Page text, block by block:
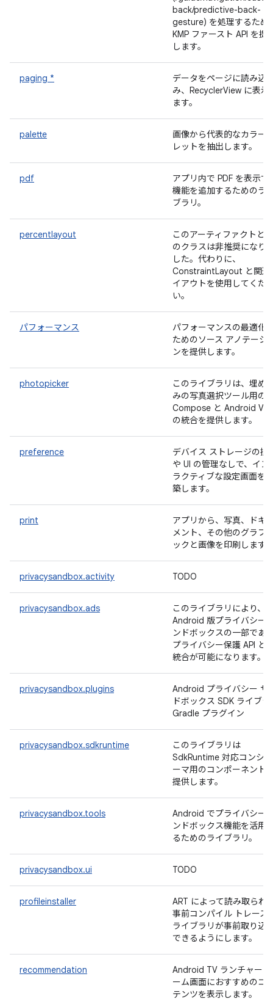
back/predictive-back-
gesture) を処理するため
KMP ファースト API を提
します。
paging *
データをページに読み込
み、RecyclerView に表示
ます。
palette
画像から代表的なカラー
レットを抽出します。
pdf
アプリ内で PDF を表示す
機能を追加するためのラ
ブラリ。
percentlayout
このアーティファクトとそ
のクラスは非推奨になり
した。代わりに、
ConstraintLayout と関連
イアウトを使用してくだ
い。
パフォーマンス
パフォーマンスの最適化
ためのソース アノテーシ
ンを提供します。
photopicker
このライブラリは、埋め
みの写真選択ツール用の
Compose と Android
の統合を提供します。
preference
デバイス ストレージの操
や UI の管理なしで、イン
ラクティブな設定画面を
築します。
print
アプリから、写真、ドキ
メント、その他のグラフ
ックと画像を印刷します
privacysandbox.activity TODO
privacysandbox.ads
このライブラリにより、
Android 版プライバシー
ンドボックスの一部であ
プライバシー保護 API と
統合が可能になります。
privacysandbox.plugins
Android プライバシー サ
ドボックス SDK ライブラ
Gradle プラグイン
privacysandbox.sdkruntime
このライブラリは
SdkRuntime 対応コンシュ
ーマ用のコンポーネント
提供します。
privacysandbox.tools
Android でプライバシー
ンドボックス機能を活用
るためのライブラリ。
privacysandbox.ui TODO
profileinstaller
ART によって読み取られ
事前コンパイル トレース
ライブラリが事前取り込
できるようにします。
recommendation
Android TV ランチャーの
ーム画面におすすめのコ
テンツを表示します。